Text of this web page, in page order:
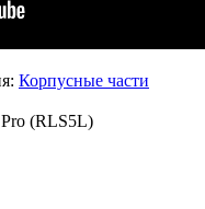
Корпусные части
(RLS5L)